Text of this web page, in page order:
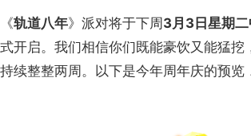
《轨道八年》派对将于下周 3月3日星期
式开启。我们相信你们既能豪饮又能猛挖
持续整整两周。以下是今年周年庆的预览